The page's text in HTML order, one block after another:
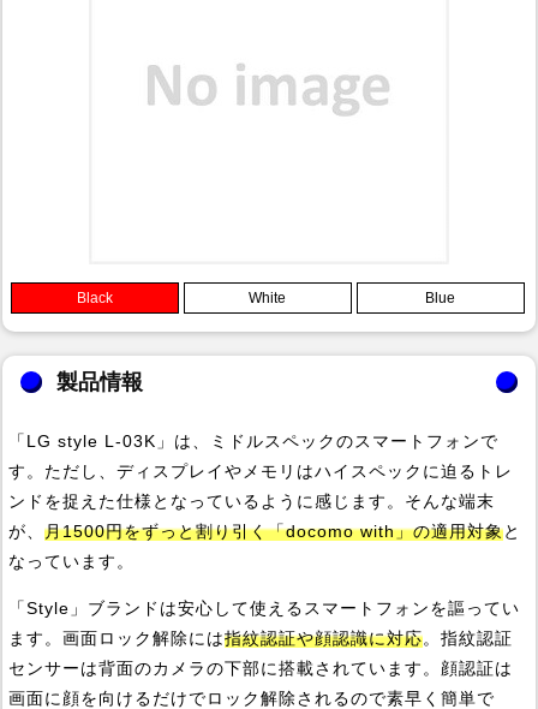
Black White Blue
製品情報
「LG style L-03K」は、ミドルスペックのスマートフォンで
す。ただし、ディスプレイやメモリはハイスペックに迫るトレ
ンドを捉えた仕様となっているように感じます。そんな端末
が、 月1500円をずっと割り引く「docomo with」の適用対象と
なっています。
「Style」ブランドは安心して使えるスマートフォンを謳ってい
ます。画面ロック解除には指紋認証や顔認識に対応。指紋認証
センサーは背面のカメラの下部に搭載されています。顔認証は
画面に顔を向けるだけでロック解除されるので素早く簡単で